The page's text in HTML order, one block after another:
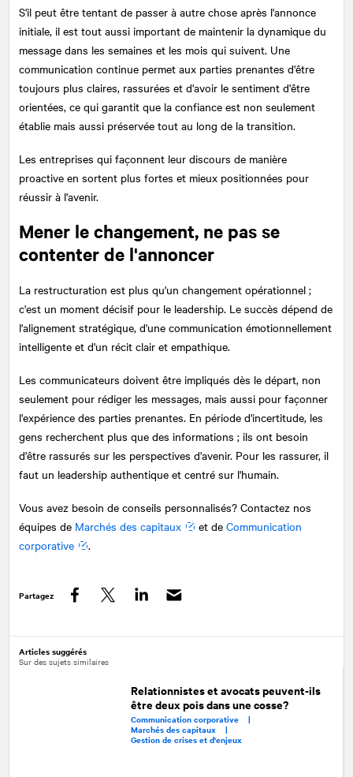
S'il peut être tentant de passer à autre chose après l'annonce
initiale, il est tout aussi important de maintenir la dynamique du
message dans les semaines et les mois qui suivent. Une
communication continue permet aux parties prenantes d'être
toujours plus claires, rassurées et d'avoir le sentiment d'être
orientées, ce qui garantit que la confiance est non seulement
établie mais aussi préservée tout au long de la transition.
Les entreprises qui façonnent leur discours de manière
proactive en sortent plus fortes et mieux positionnées pour
réussir à l'avenir.
Mener le changement, ne pas se
contenter de l'annoncer
La restructuration est plus qu'un changement opérationnel ;
c'est un moment décisif pour le leadership. Le succès dépend de
l'alignement stratégique, d'une communication émotionnellement
intelligente et d'un récit clair et empathique.
Les communicateurs doivent être impliqués dès le départ, non
seulement pour rédiger les messages, mais aussi pour façonner
l'expérience des parties prenantes. En période d'incertitude, les
gens recherchent plus que des informations ; ils ont besoin
d'être rassurés sur les perspectives d'avenir. Pour les rassurer, il
faut un leadership authentique et centré sur l'humain.
Vous avez besoin de conseils personnalisés? Contactez nos
équipes de Marchés des capitaux et deCommunication
corporative
.
Partagez
Articles suggérés
Sur des sujets similaires
Relationnistes et avocats peuvent-ils
être deux pois dans une cosse?
Communication corporative |
Marchés des capitaux |
Gestion de crises et d'enjeux